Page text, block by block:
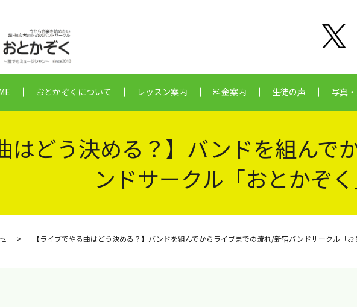
おとかぞくについて レッスン案内 料金案内 生徒の声 写真
はどう決める？】バンドを組ん
ンドサークル「おとかぞく
【ライブでやる曲はどう決める？】バンドを組んでからライブまでの流れ/新宿バンドサークル「お